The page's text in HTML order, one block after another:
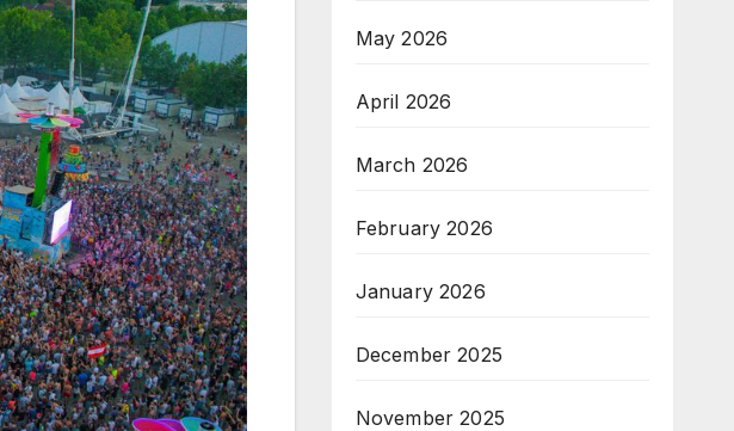
May 2026
April 2026
March 2026
February 2026
January 2026
December 2025
November 2025